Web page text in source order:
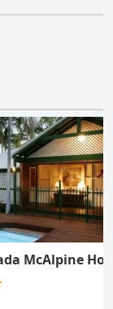
McAlpine